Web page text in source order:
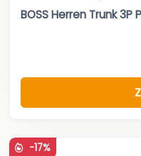
BOSS Herren Trunk
-17%